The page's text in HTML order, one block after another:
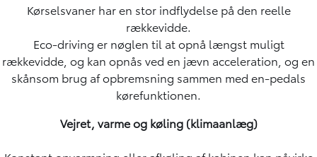
Kørselsvaner har en stor indflydelse på den reelle
rækkevidde.
Eco-driving er nøglen til at opnå længst muligt
rækkevidde, og kan opnås ved en jævn acceleration, og en
skånsom brug af opbremsning sammen med en-pedals
kørefunktionen.
Vejret, varme og køling (klimaanlæg)